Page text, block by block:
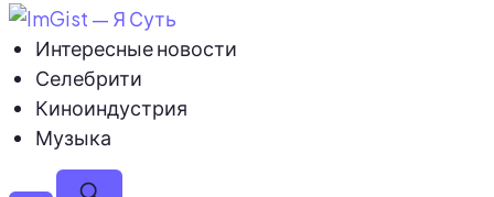
Интересные новости
Селебрити
Киноиндустрия
Музыка